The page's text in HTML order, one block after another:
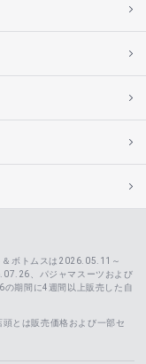
＆ボトムスは2026.05.11～
、
パジャマスーツおよび
期間に4週間以上販売した自
とは販売価格および一部セ